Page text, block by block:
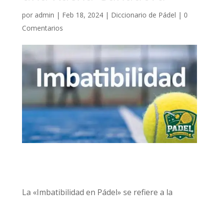
por admin | Feb 18, 2024| Diccionario de Pádel | 0
Comentarios
La «Imbatibilidad en Pádel» se refiere a la